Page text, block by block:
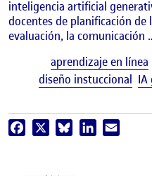
inteligencia artificial
docentes de planificación de
evaluación, la comunicación
aprendizaje en línea
diseño instuccional IA
Facebook BlueskyLinkedIn